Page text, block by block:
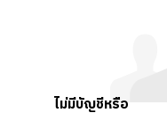
ไม่มีบัญชีหรือ